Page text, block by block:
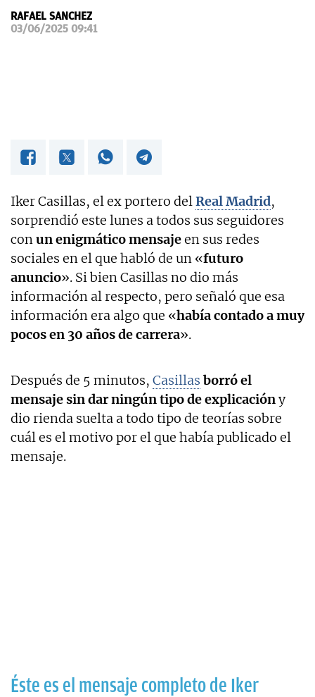
RAFAEL SANCHEZ
03/06/2025 09:41
Iker Casillas, el ex portero delReal Madrid,
sorprendió este lunes a todos sus seguidores
conun enigmático mensajeen sus redes
sociales en el que habló de un «futuro
anuncio». Si bien Casillas no dio más
información al respecto, pero señaló que esa
información era algo que «había contado a muy
pocos en 30 años de carrera».
Después de 5 minutos, Casillas borró el
mensaje sin dar ningún tipo de explicacióny
dio rienda suelta a todo tipo de teorías sobre
cuál es el motivo por el que había publicado el
mensaje.
Éste es el mensaje completo de Iker